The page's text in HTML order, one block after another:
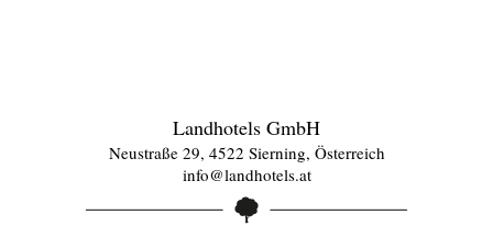
Landhotels GmbH
Neustraße 29, 4522 Sierning, Österreich
info@landhotels.at